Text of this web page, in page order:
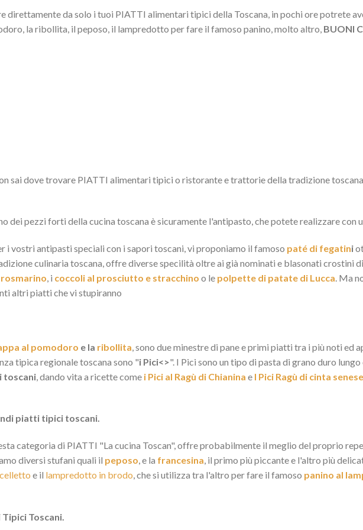
direttamente da solo i tuoi PIATTI alimentari tipici della Toscana, in pochi ore potrete
la ribollita, il peposo, il lampredotto per fare il famoso panino, molto altro, BUONI
sai dove trovare PIATTI alimentari tipici o ristorante e trattorie della tradizione
dei pezzi forti della cucina toscana è sicuramente l'antipasto, che potete realizzare con
i vostri antipasti speciali con i sapori toscani, vi proponiamo il famoso paté di fegatini
culinaria toscana, offre diverse specilità oltre ai già nominati e blasonati crostini
rosmarino, i coccoli al prosciutto e stracchino o le polpette di patate di Lucca. Ma
altri piatti che vi stupiranno
al pomodoro e la ribollita , sono due minestre di pane e primi piatti tra i più noti
tipica regionale toscana sono "i Pici<>". I Pici sono un tipo di pasta di grano duro
toscani , dando vita a ricette come i Pici al Ragù di Chianina e I Pici Ragù di cinta senese
piatti tipici toscani.
categoria di PIATTI "La cucina Toscan", offre probabilmente il meglio del proprio
diversi stufani quali il peposo, e la francesina, il primo più piccante e l'altro più
e il lampredotto in brodo, che si utilizza tra l'altro per fare il famoso panino al
Tipici Toscani.